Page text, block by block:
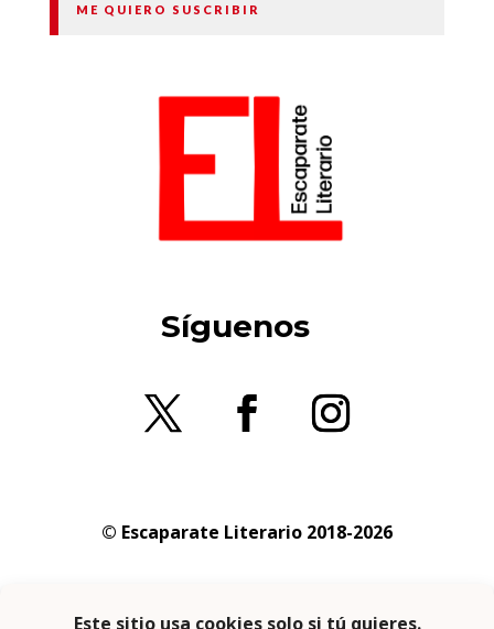
ME QUIERO SUSCRIBIR
Síguenos
© Escaparate Literario 2018-2026